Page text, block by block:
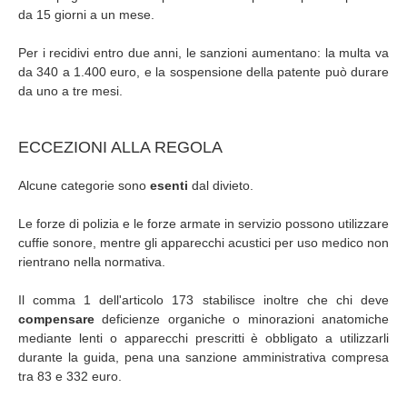
da 15 giorni a un mese.
Per i recidivi entro due anni, le sanzioni aumentano: la multa va
da 340 a 1.400 euro, e la sospensione della patente può durare
da uno a tre mesi.
ECCEZIONI ALLA REGOLA
Alcune categorie sono esenti dal divieto.
Le forze di polizia e le forze armate in servizio possono utilizzare
cuffie sonore, mentre gli apparecchi acustici per uso medico non
rientrano nella normativa.
Il comma 1 dell'articolo 173 stabilisce inoltre che chi deve
compensare deficienze organiche o minorazioni anatomiche
mediante lenti o apparecchi prescritti è obbligato a utilizzarli
durante la guida, pena una sanzione amministrativa compresa
tra 83 e 332 euro.